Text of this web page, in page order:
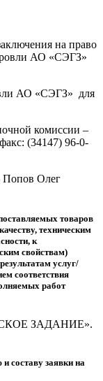
на право
АО «СЭГЗ»
АО «СЭГЗ» для
комиссии –
(34147) 96-0-
Попов Олег
товаров
техническим
к
свойствам)
услуг/
соответствия
работ
ЗАДАНИЕ».
составу заявки на